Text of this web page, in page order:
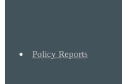
Policy Reports